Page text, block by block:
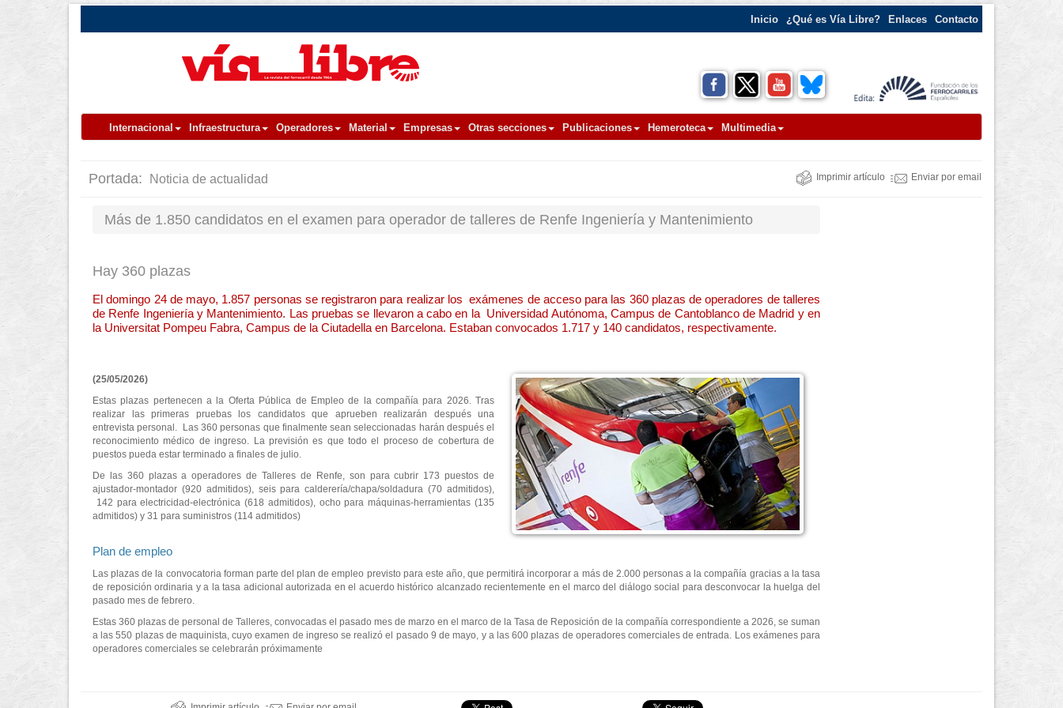
Inicio ¿Qué es Vía Libre? Enlaces Contacto
Internacional Infraestructura Operadores Material Empresas Otras secciones Publicaciones Hemeroteca Multimedia
Portada: Noticia de actualidad Imprimir artículo Enviar por email
Más de 1.850 candidatos en el examen para operador de talleres de Renfe Ingeniería y Mantenimiento
Hay 360 plazas
El domingo 24 de mayo, 1.857 personas se registraron para realizar los exámenes de acceso para las 360 plazas de operadores de talleres
de Renfe Ingeniería y Mantenimiento. Las pruebas se llevaron a cabo en la Universidad Autónoma, Campus de Cantoblanco de Madrid y en
la Universitat Pompeu Fabra, Campus de la Ciutadella en Barcelona. Estaban convocados 1.717 y 140 candidatos, respectivamente.
(25/05/2026)
Estas plazas pertenecen a la Oferta Pública de Empleo de la compañía para 2026. Tras
realizar las primeras pruebas los candidatos que aprueben realizarán después una
entrevista personal. Las 360 personas que finalmente sean seleccionadas harán después el
reconocimiento médico de ingreso. La previsión es que todo el proceso de cobertura de
puestos pueda estar terminado a finales de julio.
De las 360 plazas a operadores de Talleres de Renfe, son para cubrir 173 puestos de
ajustador-montador (920 admitidos), seis para calderería/chapa/soldadura (70 admitidos),
142 para electricidad-electrónica (618 admitidos), ocho para máquinas-herramientas (135
admitidos) y 31 para suministros (114 admitidos)
Plan de empleo
Las plazas de la convocatoria forman parte del plan de empleo previsto para este año, que permitirá incorporar a más de 2.000 personas a la compañía gracias a la tasa
de reposición ordinaria y a la tasa adicional autorizada en el acuerdo histórico alcanzado recientemente en el marco del diálogo social para desconvocar la huelga del
pasado mes de febrero.
Estas 360 plazas de personal de Talleres, convocadas el pasado mes de marzo en el marco de la Tasa de Reposición de la compañía correspondiente a 2026, se suman
a las 550 plazas de maquinista, cuyo examen de ingreso se realizó el pasado 9 de mayo, y a las 600 plazas de operadores comerciales de entrada. Los exámenes para
operadores comerciales se celebrarán próximamente